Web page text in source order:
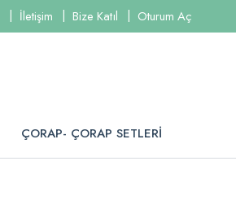
İletişim Bize Katıl Oturum Aç
ÇORAP- ÇORAP SETLERİ